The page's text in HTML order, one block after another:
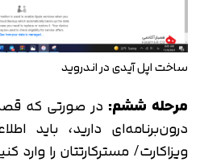
ساخت اپل آیدی در اندروید
مرحله ششم: در صورتی که
درون‌برنامه‌ای دارید، باید
ویزاکارت/ مسترکارتتان را وارد